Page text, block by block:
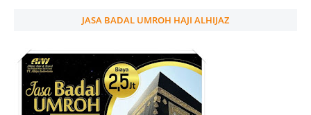
JASA BADAL UMROH HAJI ALHIJAZ